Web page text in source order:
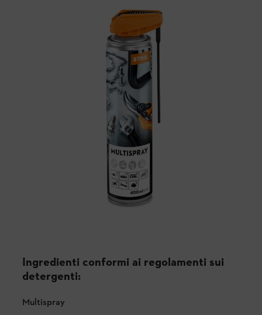
Ingredienti conformi ai regolamenti sui
detergenti:
Multispray